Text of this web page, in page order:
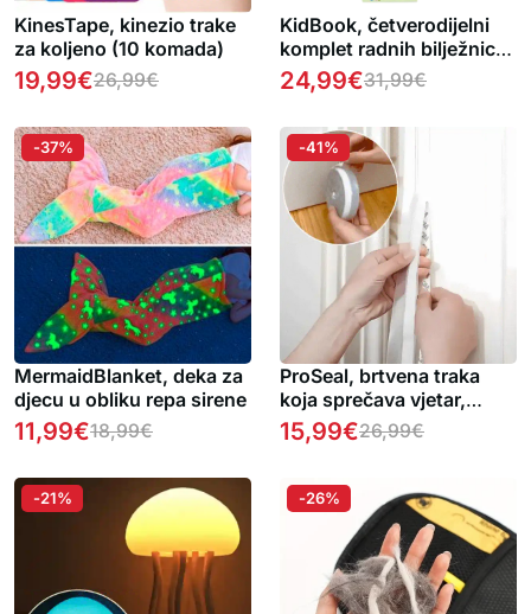
KinesTape, kinezio trake
za koljeno (10 komada)
19,99€26,99€
KidBook, četverodijelni
komplet radnih bilježnica
za pisanje i crtanje s
čarobnom olovkom koja
GRATIS )
24,99€31,99€
MermaidBlanket, deka za
djecu u obliku repa sirene
11,99€18,99€
-37%
ProSeal, brtvena traka
koja sprečava vjetar,
prašinu, buku i insekte od
ulaska u vaš dom
15,99€26,99€
-41%
-21% -26%